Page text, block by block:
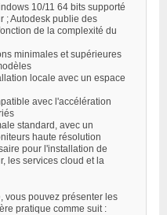
10/11 64 bits supporté
; Autodesk publie des
de la complexité du
minimales et supérieures
locale avec un espace
avec l'accélération
standard, avec un
haute résolution
pour l'installation de
les services cloud et la
vous pouvez présenter les
pratique comme suit :